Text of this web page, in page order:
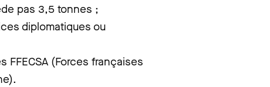
pas 3,5 tonnes ;
diplomatiques ou
FFECSA (Forces françaises